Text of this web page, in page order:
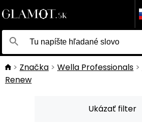
Značka Wella Professionals
Renew
Ukázať filter